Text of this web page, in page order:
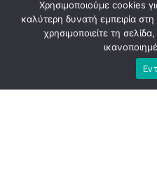
Δημοτικό Συμβούλιο
τάφους τιμής ένεκεν σε
εθνική, κοινωνική ή
επισημαίνεται ότι η
Χρησιμοποιούμε cookies
καλύτερη δυνατή εμπειρία
χρησιμοποιείτε τη